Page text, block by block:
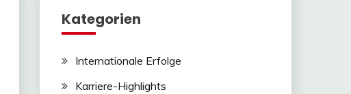
Kategorien
Internationale Erfolge
Karriere-Highlights